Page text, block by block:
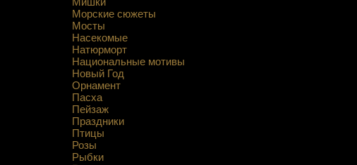
Морские сюжеты
Мосты
Насекомые
Натюрморт
Национальные мотивы
Новый Год
Орнамент
Пасха
Пейзаж
Праздники
Птицы
Розы
Рыбки